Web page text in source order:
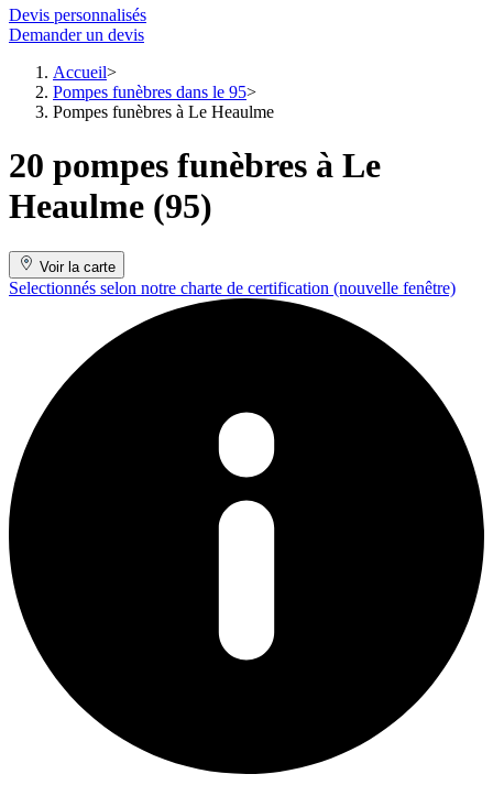
Devis personnalisés
Demander un devis
Accueil
Pompes funèbres dans le 95
Pompes funèbres à Le Heaulme
20 pompes funèbres à Le
Heaulme (95)
Voir la carte
Selectionnés selon notre charte de certification (nouvelle fenêtre)